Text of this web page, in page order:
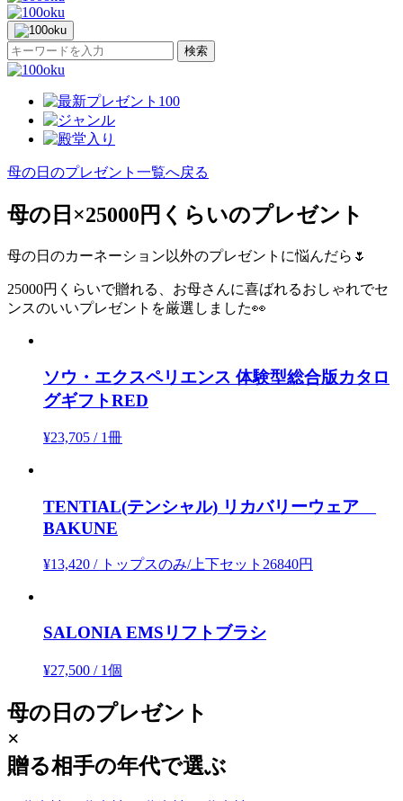
検索
母の日のプレゼント一覧へ戻る
母の日×25000円くらいのプレゼント
母の日のカーネーション以外のプレゼントに悩んだら🌷
25000円くらいで贈れる、お母さんに喜ばれるおしゃれでセ
ンスのいいプレゼントを厳選しました👀
ソウ・エクスペリエンス 体験型総合版カタロ
グギフトRED
¥23,705 / 1冊
TENTIAL(テンシャル) リカバリーウェア
BAKUNE
¥13,420 / トップスのみ/上下セット26840円
SALONIA EMSリフトブラシ
¥27,500 / 1個
母の日のプレゼント
×
贈る相手の年代で選ぶ